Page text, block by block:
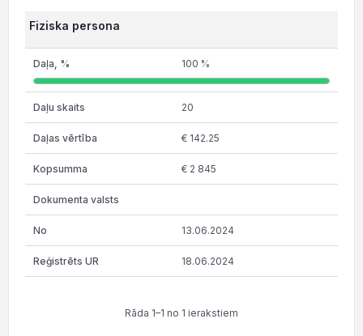
Fiziska persona
100 %
20
€ 142.25
€ 2 845
13.06.2024
18.06.2024
Rāda 1–1 no 1 ierakstiem